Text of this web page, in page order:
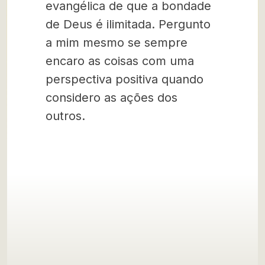
evangélica de que a bondade
de Deus é ilimitada. Pergunto
a mim mesmo se sempre
encaro as coisas com uma
perspectiva positiva quando
considero as ações dos
outros.